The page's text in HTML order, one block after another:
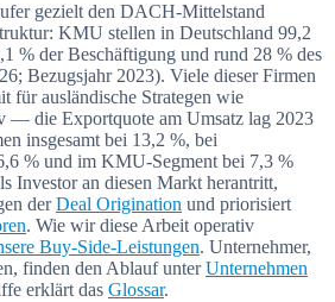
gezielt den DACH-Mittelstand
KMU stellen in Deutschland 99,2
% der Beschäftigung und rund 28 % des
Bezugsjahr 2023). Viele dieser Firmen
für ausländische Strategen wie
— die Exportquote am Umsatz lag 2023
insgesamt bei 13,2 %, bei
% und im KMU-Segment bei 7,3 %
Investor an diesen Markt herantritt,
der Deal Origination und priorisiert
. Wie wir diese Arbeit operativ
Buy-Side-Leistungen. Unternehmer,
finden den Ablauf unter Unternehmen
erklärt das Glossar.